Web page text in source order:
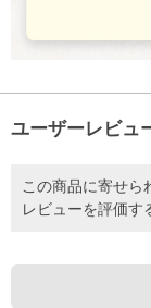
ユーザーレビュ
この商品に寄せら
レビューを評価す